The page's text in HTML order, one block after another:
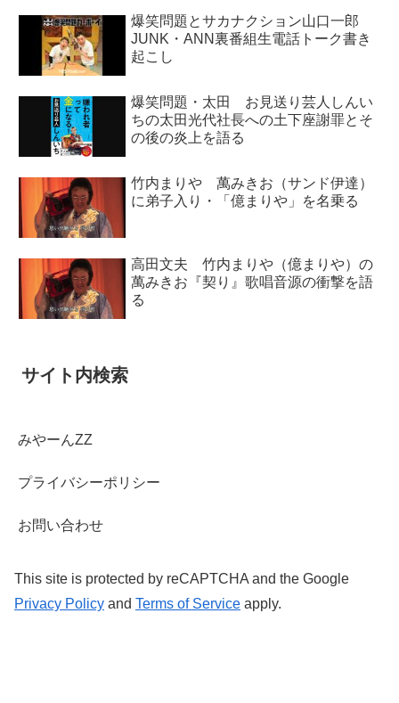
爆笑問題とサカナクション山口一郎
JUNK・ANN裏番組生電話トーク書き
起こし
爆笑問題・太田 お見送り芸人しんい
ちの太田光代社長への土下座謝罪とそ
の後の炎上を語る
竹内まりや 萬みきお（サンド伊達）
に弟子入り・「億まりや」を名乗る
高田文夫 竹内まりや（億まりや）の
萬みきお『契り』歌唱音源の衝撃を語
る
サイト内検索
みやーんZZ
プライバシーポリシー
お問い合わせ
This site is protected by reCAPTCHA and the Google
Privacy Policy and Terms of Service apply.